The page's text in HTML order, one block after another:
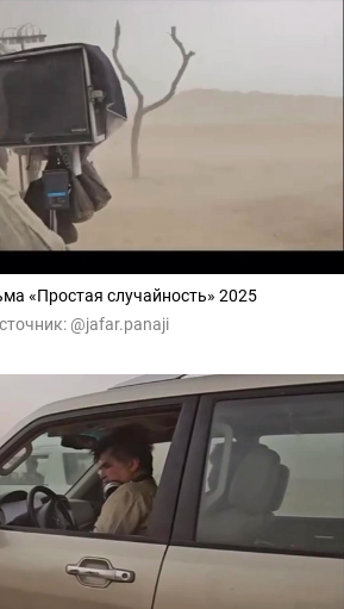
«Простая случайность» 2025
@jafar.panaji